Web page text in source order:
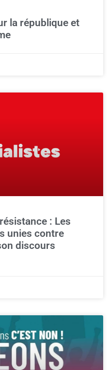
la république et
: Les
unies contre
discours